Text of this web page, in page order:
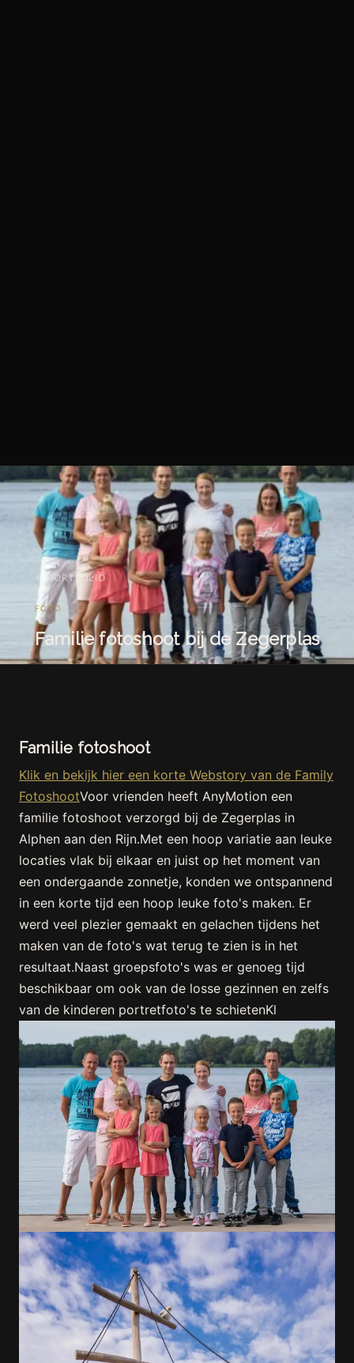
← PORTFOLIO
FOTO
Familie fotoshoot bij de Zegerplas
Familie fotoshoot
Klik en bekijk hier een korte Webstory van de Family
FotoshootVoor vrienden heeft AnyMotion een
familie fotoshoot verzorgd bij de Zegerplas in
Alphen aan den Rijn.Met een hoop variatie aan leuke
locaties vlak bij elkaar en juist op het moment van
een ondergaande zonnetje, konden we ontspannend
in een korte tijd een hoop leuke foto's maken. Er
werd veel plezier gemaakt en gelachen tijdens het
maken van de foto's wat terug te zien is in het
resultaat.Naast groepsfoto's was er genoeg tijd
beschikbaar om ook van de losse gezinnen en zelfs
van de kinderen portretfoto's te schietenKl